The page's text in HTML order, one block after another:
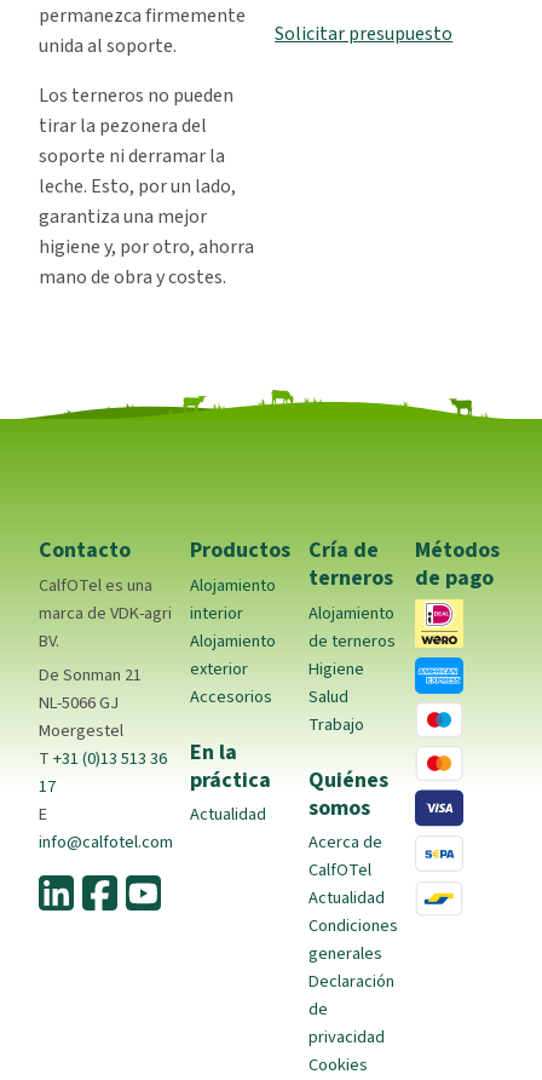
permanezca firmemente
unida al soporte.
Los terneros no pueden
tirar la pezonera del
soporte ni derramar la
leche. Esto, por un lado,
garantiza una mejor
higiene y, por otro, ahorra
mano de obra y costes.
Solicitar presupuesto
Contacto
CalfOTel es una
marca de VDK-agri
BV.
De Sonman 21
NL-5066 GJ
Moergestel
T+31 (0)13 513 36
17
E
info@calfotel.com
Productos
Alojamiento
interior
Alojamiento
exterior
Accesorios
En la
práctica
Actualidad
Cría de
terneros
Alojamiento
de terneros
Higiene
Salud
Trabajo
Quiénes
somos
Acerca de
CalfOTel
Actualidad
Condiciones
generales
Declaración
de
privacidad
Cookies
Métodos
de pago